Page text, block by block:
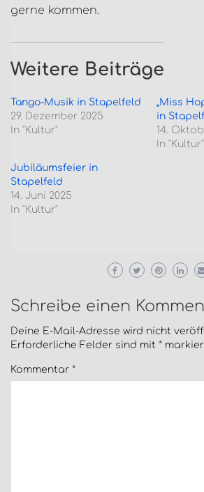
gerne kommen.
Weitere Beiträge
Tango-Musik in Stapelfeld
29. Dezember 2025
In "Kultur"
„Miss
in
14.
In "Kultur"
Jubiläumsfeier in
Stapelfeld
14. Juni 2025
In "Kultur"
Schreibe einen
Deine E-Mail-Adresse wird nicht
Erforderliche Felder sind mit *
Kommentar *